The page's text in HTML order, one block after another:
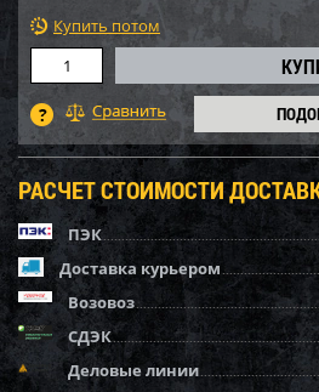
Купить потом
РАСЧЕТ СТОИМОСТИ
ПЭК
Доставка курьером
Возовоз
СДЭК
Деловые линии